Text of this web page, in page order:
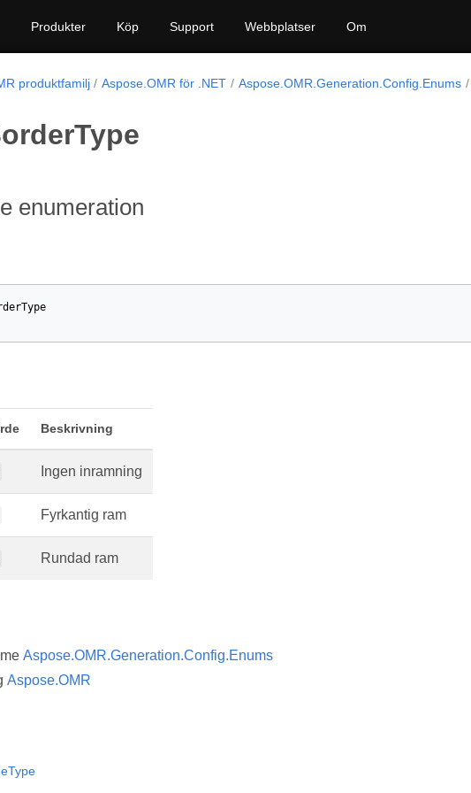
Produkter Köp Support Webbplatser Om
produktfamilj Aspose.OMR för .NET Aspose.OMR.Generation.Config.Enums
enumeration
Beskrivning
Ingen inramning
Fyrkantig ram
Rundad ram
Aspose.OMR.Generation.Config.Enums
Aspose.OMR